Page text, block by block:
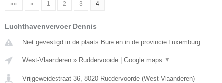
«« « 1 2 3 4
Luchthavenvervoer Dennis
Niet gevestigd in de plaats Bure en in de provincie Luxemburg.
West-Vlaanderen » Ruddervoorde Google maps ▼
Vrijgeweidestraat 36, 8020 Ruddervoorde (West-Vlaanderen)